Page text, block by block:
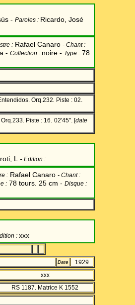
- Paroles : Ricardo, José
: Rafael Canaro - Chant:
- Collection : noire - Type : 78
Orq.232. Piste : 02.
. Piste : 16. 02'45". [date
L - Edition :
: Rafael Canaro - Chant:
: 78 tours. 25 cm - Disque :
: xxx
Date 1929
xxx
RS 1187. Matrice K 1552